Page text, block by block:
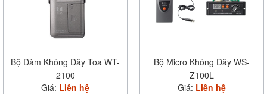
Bộ Đàm Không Dây Toa WT-
2100
Giá: Liên hệ
Bộ Micro Không Dây WS-
Z100L
Giá: Liên hệ